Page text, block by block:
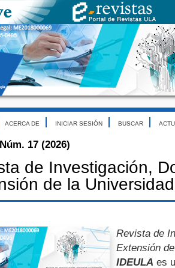
ACERCA DE INICIAR SESIÓN BUSCAR
Núm. 17 (2026)
de Investigación,
de la
Revista de
Extensión
IDEULA es